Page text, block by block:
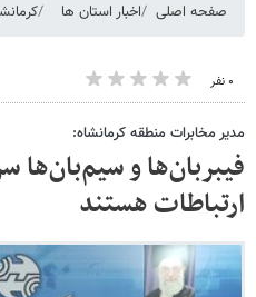
صفحه اصلی اخبار استان ها
۰ نفر
مدیر مخابرات منطقه کرمانشاه:
فیبربان‌ها و سیم‌بان‌ها
ارتباطات هستند